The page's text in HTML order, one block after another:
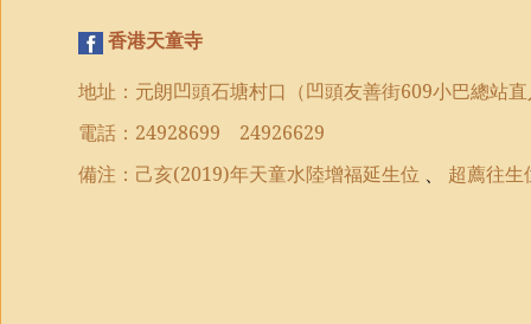
香港天童寺
地址：元朗凹頭石塘村口（凹頭友善街609小巴總站
電話： 24928699
24926629
備注： 己亥(2019)年天童水陸增福延生位 、 超薦往生